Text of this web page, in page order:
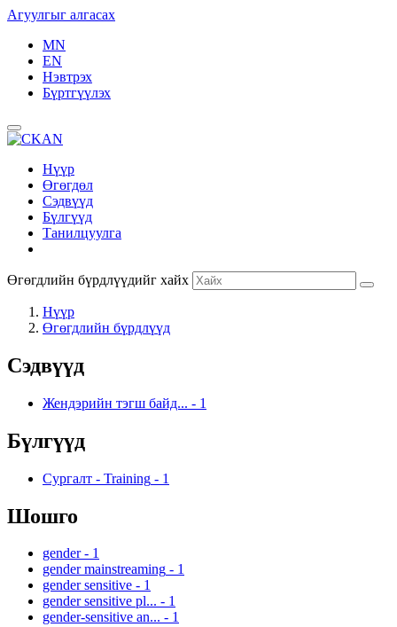
Агуулгыг алгасах
MN
EN
Нэвтрэх
Бүртгүүлэх
Нүүр
Өгөгдөл
Сэдвүүд
Бүлгүүд
Танилцуулга
Өгөгдлийн бүрдлүүдийг хайх
Нүүр
Өгөгдлийн бүрдлүүд
Сэдвүүд
Жендэрийн тэгш байд... - 1
Бүлгүүд
Сургалт - Training - 1
Шошго
gender - 1
gender mainstreaming - 1
gender sensitive - 1
gender sensitive pl... - 1
gender-sensitive an... - 1